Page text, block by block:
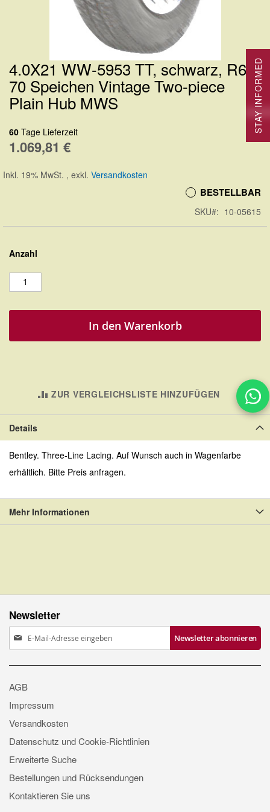
Zum
Anfang
der
springen
4.0X21 WW-5953 TT, schwarz, R62,
70 Speichen Vintage Two-piece
Plain Hub MWS
60 Tage Lieferzeit
1.069,81 €
Inkl. 19% MwSt. , exkl. Versandkosten
BESTELLBAR
SKU 10-05615
Anzahl
In den Warenkorb
ZUR VERGLEICHSLISTE HINZUFÜGEN
Details
Bentley. Three-Line Lacing. Auf Wunsch auch in Wagenfarbe
erhältlich. Bitte Preis anfragen.
Mehr Informationen
Newsletter
Anmeldung
zum
Newsletter:
Newsletter abonnieren
AGB
Impressum
Versandkosten
Datenschutz und Cookie-Richtlinien
Erweiterte Suche
Bestellungen und Rücksendungen
Kontaktieren Sie uns
STAY INFORMED